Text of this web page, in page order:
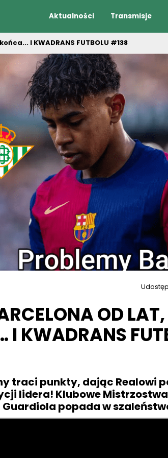
Aktualności Transmisje
I KWADRANS FUTBOLU #138
OD
KWADRANS
traci punkty, dając Realowi
lidera! Klubowe
Guardiola popada w